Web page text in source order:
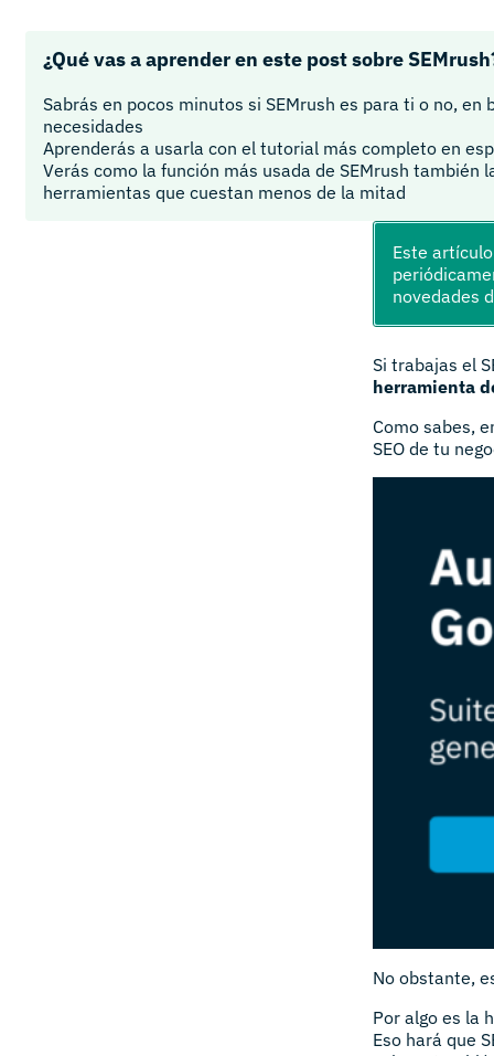
¿Qué vas a aprender en este post sobre
Sabrás en pocos minutos si SEMrush es para ti o no, en
necesidades
Aprenderás a usarla con el tutorial más completo en
Verás como la función más usada de SEMrush también
herramientas que cuestan menos de la mitad
Este
novedades
Si trabajas el
herramienta
Como sabes,
SEO de tu
No obstante,
Por algo es la
Eso hará que